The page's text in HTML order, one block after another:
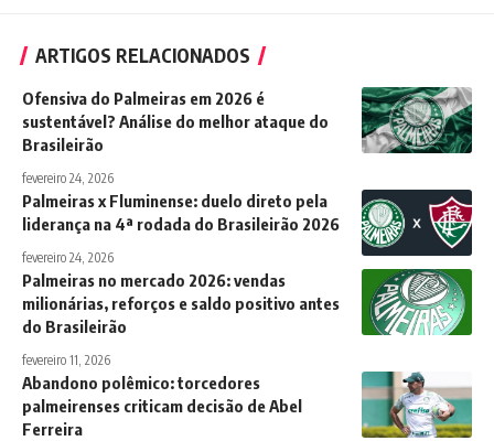
ARTIGOS RELACIONADOS
Ofensiva do Palmeiras em 2026 é
sustentável? Análise do melhor ataque do
Brasileirão
fevereiro 24, 2026
Palmeiras x Fluminense: duelo direto pela
liderança na 4ª rodada do Brasileirão 2026
fevereiro 24, 2026
Palmeiras no mercado 2026: vendas
milionárias, reforços e saldo positivo antes
do Brasileirão
fevereiro 11, 2026
Abandono polêmico: torcedores
palmeirenses criticam decisão de Abel
Ferreira